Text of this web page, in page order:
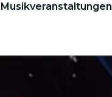
Musikveranstaltungen